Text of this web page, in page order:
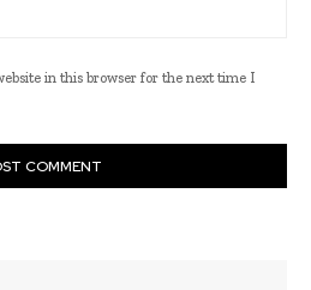
in this browser for the next time I